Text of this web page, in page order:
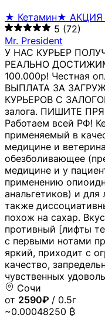
★ Кетамин★
5 (72)
Mr. President
У НАС КУРЬЕР
РЕАЛЬНО
100.000р! Честная
ВЫПЛАТА ЗА
КУРЬЕРОВ С
залога. ПИШИТЕ
Работаем всей РФ!
применяемый в
медицине и
обезболивающее
медицине и у
применению
анальгетиков) и для
также
похож на сахар.
противный [лифты
с первыми нотами
яркий, приходит с
качество,
чувственных
Сочи
от 2590₽ / 0.5г
~0.00048250 ₿